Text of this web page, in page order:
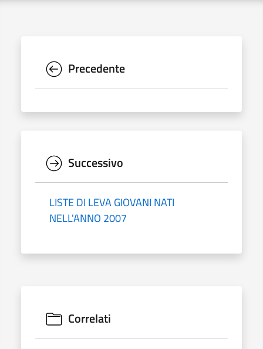
Precedente
Successivo
LISTE DI LEVA GIOVANI NATI
NELL'ANNO 2007
Correlati